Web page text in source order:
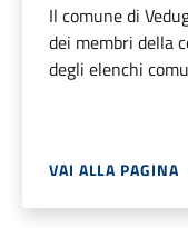
Il comune di
dei membri della
degli elenchi
VAI ALLA PAGINA